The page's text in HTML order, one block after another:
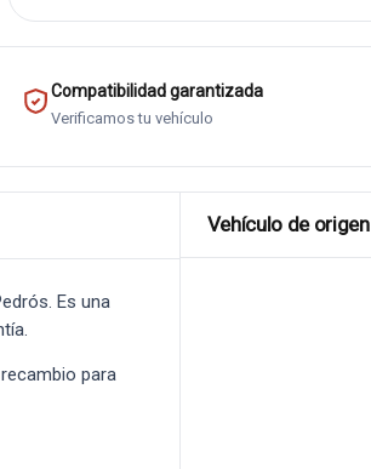
Compatibilidad garantizada
Verificamos tu vehículo
Es una
para
Vehículo de origen